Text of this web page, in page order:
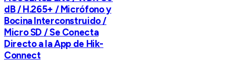
dB / H.265+ / Micrófono y
Bocina Interconstruido /
Micro SD / Se Conecta
Directo a la App de Hik-
Connect